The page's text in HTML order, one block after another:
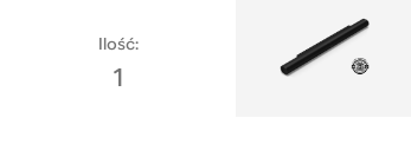
Ilość:
1